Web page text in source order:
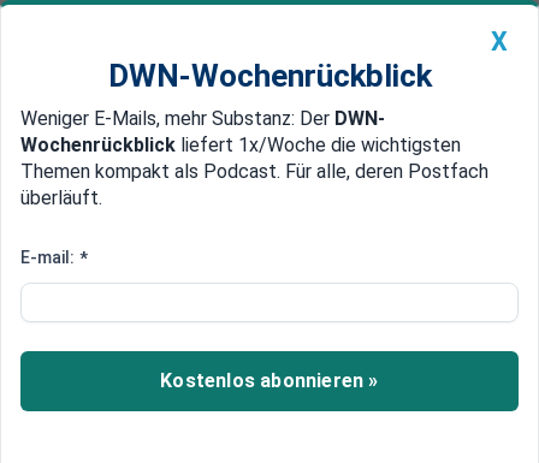
Newsticker MEIN DWN: Geldanlage Premium
Edelmetalle DWN-Magazin China
Massive Kreditvergabe
China: Erster Großkonzern bricht
unter Schuldenlast zusammen
In China ist es zum ersten Schulden-Bankrott
X
DWN-Wochenrückblick
Weniger E-Mails, mehr Substanz: Der DWN-
Wochenrückblick liefert 1x/Woche die wichtigsten
Themen kompakt als Podcast. Für alle, deren Postfach
überläuft.
E-mail: *
Kostenlos abonnieren »